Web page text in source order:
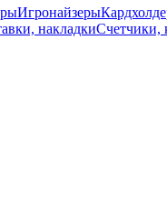
Игронайзеры
накладкиСчетчики,